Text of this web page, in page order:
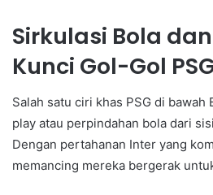
Sirkulasi Bola
Kunci Gol-Gol
Salah satu ciri khas PSG di bawah
play atau perpindahan bola dari
Dengan pertahanan Inter yang
memancing mereka bergerak